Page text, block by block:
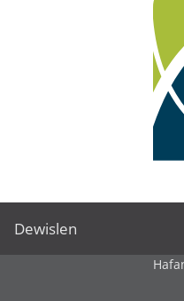
Dewislen